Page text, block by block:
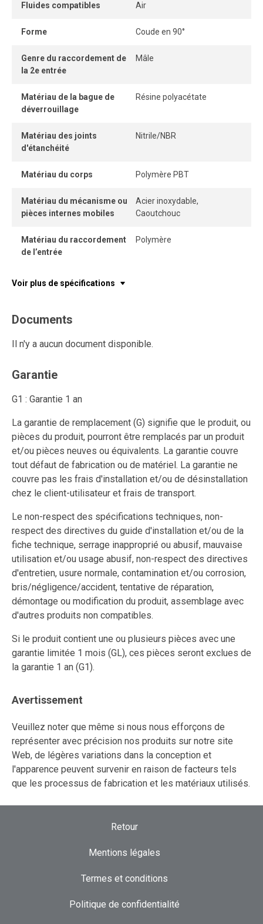
Fluides compatibles Air
Forme Coude en 90°
Genre du raccordement de
la 2e entrée
Mâle
Matériau de la bague de
déverrouillage
Résine polyacétate
Matériau des joints
d'étanchéité
Nitrile/NBR
Matériau du corps Polymère PBT
Matériau du mécanisme ou
pièces internes mobiles
Acier inoxydable,
Caoutchouc
Matériau du raccordement
de l’entrée
Polymère
Voir plus de spécifications
Documents
Il n'y a aucun document disponible.
Garantie
G1 : Garantie 1 an
La garantie de remplacement (G) signifie que le produit, ou
pièces du produit, pourront être remplacés par un produit
et/ou pièces neuves ou équivalents. La garantie couvre
tout défaut de fabrication ou de matériel. La garantie ne
couvre pas les frais d'installation et/ou de désinstallation
chez le client-utilisateur et frais de transport.
Le non-respect des spécifications techniques, non-
respect des directives du guide d'installation et/ou de la
fiche technique, serrage inapproprié ou abusif, mauvaise
utilisation et/ou usage abusif, non-respect des directives
d'entretien, usure normale, contamination et/ou corrosion,
bris/négligence/accident, tentative de réparation,
démontage ou modification du produit, assemblage avec
d'autres produits non compatibles.
Si le produit contient une ou plusieurs pièces avec une
garantie limitée 1 mois (GL), ces pièces seront exclues de
la garantie 1 an (G1).
Avertissement
Veuillez noter que même si nous nous efforçons de
représenter avec précision nos produits sur notre site
Web, de légères variations dans la conception et
l'apparence peuvent survenir en raison de facteurs tels
que les processus de fabrication et les matériaux utilisés.
Retour
Mentions légales
Termes et conditions
Politique de confidentialité